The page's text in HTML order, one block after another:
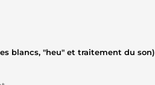
blancs, "heu" et traitement du son)